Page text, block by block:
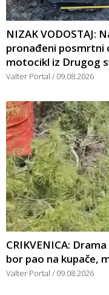
NIZAK VODOSTAJ:
pronađeni posmrtni
motocikl iz Drugog
Valter Portal 09.08.2026
CRIKVENICA:
bor pao na kupače,
Valter Portal 09.08.2026